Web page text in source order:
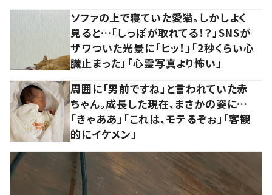
ソファの上で寝ていた愛猫。しかしよく
見ると…「しっぽが取れてる！？」SNSが
ザワついた光景に「ヒッ！」「2秒くらい心
臓止まった」「心霊写真より怖い」
周囲に「男前ですね」と言われていた赤
ちゃん。成長した現在、まさかの姿に…
「きゃああ」「これは、モテるぞぉ」「客観
的にイケメン」